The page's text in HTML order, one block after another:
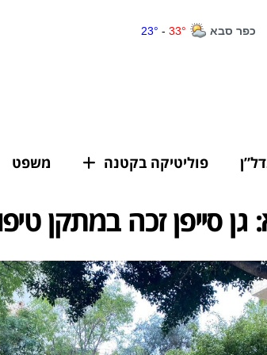
פוליטיקה בקטנה משפט
גן סייפן זכה במתקן